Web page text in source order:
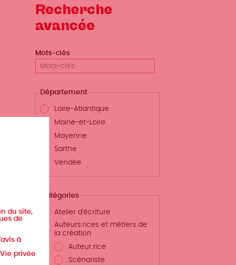
Recherche
avancée
Mots-clés
Département
Loire-Atlantique
Maine-et-Loire
Mayenne
Sarthe
Vendée
Catégories
Atelier d'écriture
Auteurs.rices et métiers de
la création
Auteur.rice
Scénariste
du site,
de
à
privée